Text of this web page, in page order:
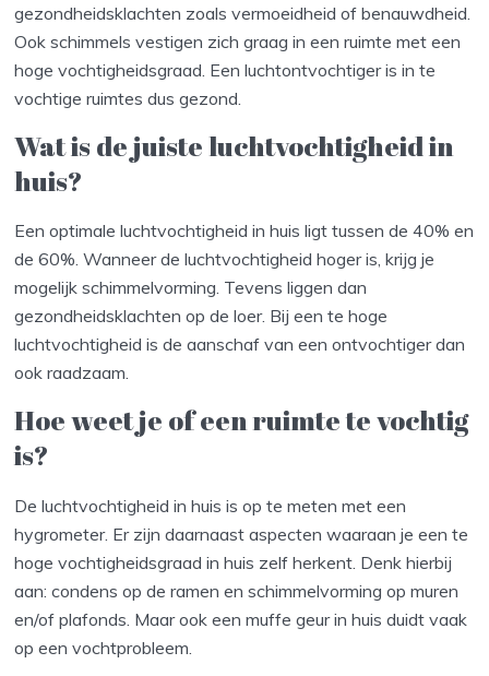
gezondheidsklachten zoals vermoeidheid of benauwdheid.
Ook schimmels vestigen zich graag in een ruimte met een
hoge vochtigheidsgraad. Een luchtontvochtiger is in te
vochtige ruimtes dus gezond.
Wat is de juiste luchtvochtigheid in
huis?
Een optimale luchtvochtigheid in huis ligt tussen de 40% en
de 60%. Wanneer de luchtvochtigheid hoger is, krijg je
mogelijk schimmelvorming. Tevens liggen dan
gezondheidsklachten op de loer. Bij een te hoge
luchtvochtigheid is de aanschaf van een ontvochtiger dan
ook raadzaam.
Hoe weet je of een ruimte te vochtig
is?
De luchtvochtigheid in huis is op te meten met een
hygrometer. Er zijn daarnaast aspecten waaraan je een te
hoge vochtigheidsgraad in huis zelf herkent. Denk hierbij
aan: condens op de ramen en schimmelvorming op muren
en/of plafonds. Maar ook een muffe geur in huis duidt vaak
op een vochtprobleem.